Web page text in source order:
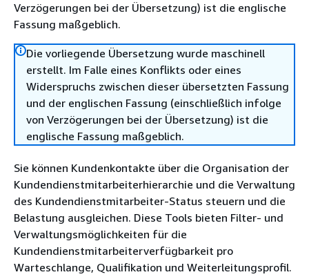
Verzögerungen bei der Übersetzung) ist die englische
Fassung maßgeblich.
Die vorliegende Übersetzung wurde maschinell
erstellt. Im Falle eines Konflikts oder eines
Widerspruchs zwischen dieser übersetzten Fassung
und der englischen Fassung (einschließlich infolge
von Verzögerungen bei der Übersetzung) ist die
englische Fassung maßgeblich.
Sie können Kundenkontakte über die Organisation der
Kundendienstmitarbeiterhierarchie und die Verwaltung
des Kundendienstmitarbeiter-Status steuern und die
Belastung ausgleichen. Diese Tools bieten Filter- und
Verwaltungsmöglichkeiten für die
Kundendienstmitarbeiterverfügbarkeit pro
Warteschlange, Qualifikation und Weiterleitungsprofil.